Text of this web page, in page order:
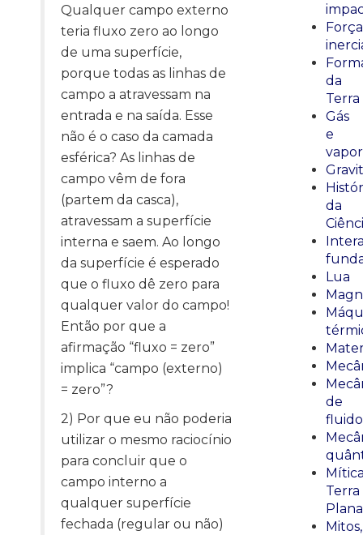
Qualquer campo externo
teria fluxo zero ao longo
de uma superfície,
porque todas as linhas de
campo a atravessam na
entrada e na saída. Esse
não é o caso da camada
esférica? As linhas de
campo vêm de fora
(partem da casca),
atravessam a superfície
interna e saem. Ao longo
da superfície é esperado
que o fluxo dê zero para
qualquer valor do campo!
Então por que a
afirmação “fluxo = zero”
implica “campo (externo)
= zero”?
2) Por que eu não poderia
utilizar o mesmo raciocínio
para concluir que o
campo interno a
qualquer superfície
fechada (regular ou não)
da
Terra
Gás
e
vapor
da
Lua
de
Terra
Plana
Mitos,